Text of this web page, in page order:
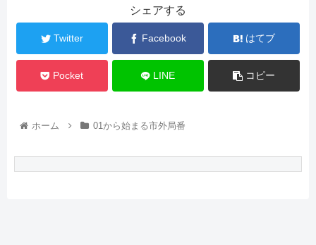
シェアする
Twitter Facebook はてブ
Pocket LINE コピー
ホーム 01から始まる市外局番